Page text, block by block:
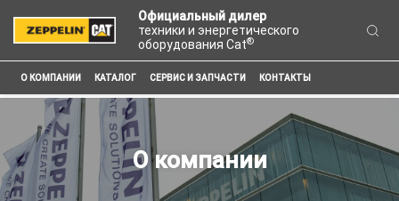
Официальный дилер
техники и энергетического
оборудования Cat®
О КОМПАНИИ КАТАЛОГ СЕРВИС И ЗАПЧАСТИ КОНТАКТЫ
О компании